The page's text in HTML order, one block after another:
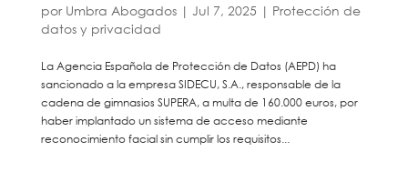
por Umbra Abogados| Jul 7, 2025 | Protección de
datos y privacidad
La Agencia Española de Protección de Datos (AEPD) ha
sancionado a la empresa SIDECU, S.A., responsable de la
cadena de gimnasios SUPERA, a multa de 160.000 euros, por
haber implantado un sistema de acceso mediante
reconocimiento facial sin cumplir los requisitos...